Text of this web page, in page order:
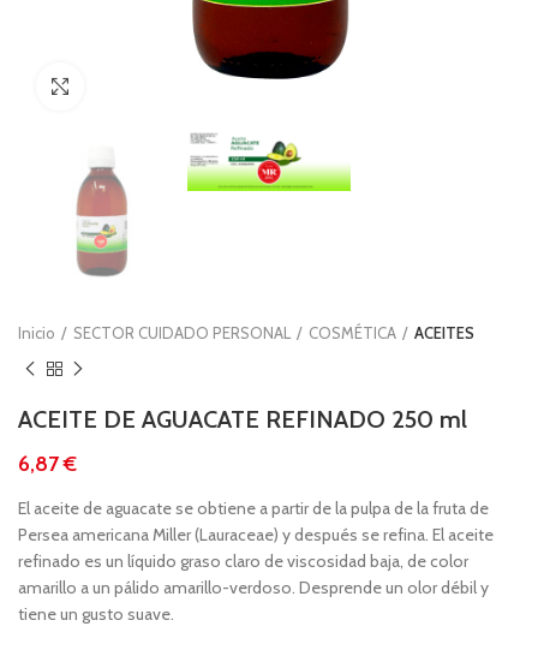
Inicio SECTOR CUIDADO PERSONAL COSMÉTICA ACEITES
ACEITE DE AGUACATE REFINADO 250 ml
€
El aceite de aguacate se obtiene a partir de la pulpa de la fruta de
Persea americana Miller (Lauraceae) y después se refina. El aceite
refinado es un líquido graso claro de viscosidad baja, de color
amarillo a un pálido amarillo-verdoso. Desprende un olor débil y
tiene un gusto suave.